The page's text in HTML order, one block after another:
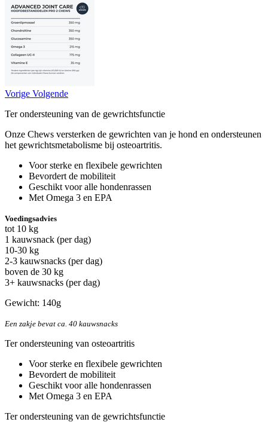
Vorige Volgende
Ter ondersteuning van de gewrichtsfunctie
Onze Chews versterken de gewrichten van je hond en ondersteunen
het gewrichtsmetabolisme bij osteoartritis.
Voor sterke en flexibele gewrichten
Bevordert de mobiliteit
Geschikt voor alle hondenrassen
Met Omega 3 en EPA
Voedingsadvies
tot 10 kg
1 kauwsnack (per dag)
10-30 kg
2-3 kauwsnacks (per dag)
boven de 30 kg
3+ kauwsnacks (per dag)
Gewicht: 140g
Een zakje bevat ca. 40 kauwsnacks
Ter ondersteuning van osteoartritis
Voor sterke en flexibele gewrichten
Bevordert de mobiliteit
Geschikt voor alle hondenrassen
Met Omega 3 en EPA
Ter ondersteuning van de gewrichtsfunctie